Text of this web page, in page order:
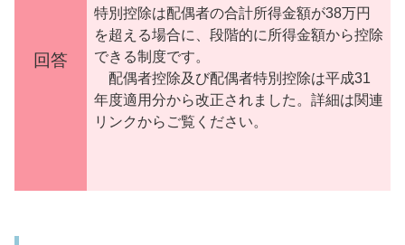
回答
特別控除は配偶者の合計所得金額が38万円
を超える場合に、段階的に所得金額から控除
できる制度です。
配偶者控除及び配偶者特別控除は平成31
年度適用分から改正されました。詳細は関連
リンクからご覧ください。